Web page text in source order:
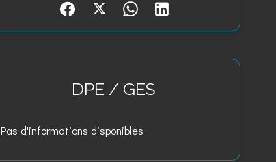
DPE / GES
Pas d'informations disponibles